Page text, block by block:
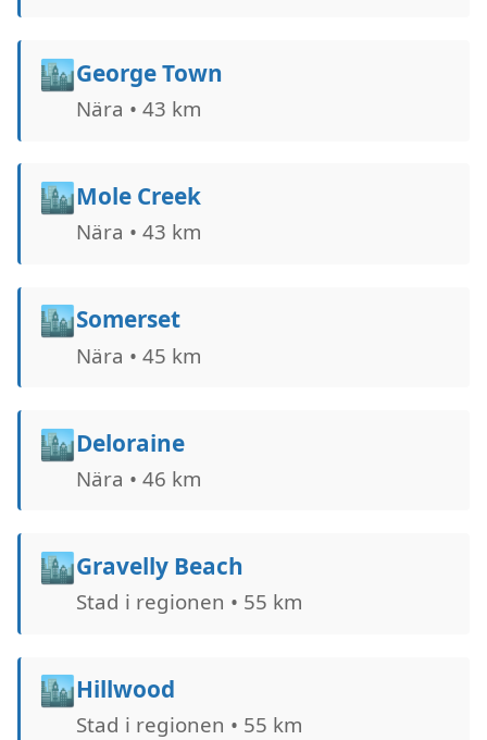
🏙️George Town
Nära • 43 km
🏙️Mole Creek
Nära • 43 km
🏙️Somerset
Nära • 45 km
🏙️Deloraine
Nära • 46 km
🏙️Gravelly Beach
Stad i regionen • 55 km
🏙️Hillwood
Stad i regionen • 55 km